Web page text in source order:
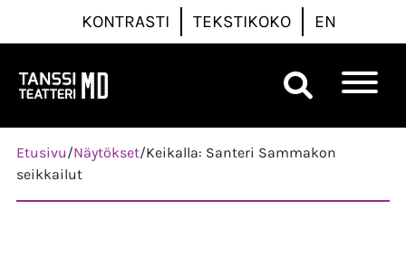
KONTRASTI TEKSTIKOKO EN
Päävalikko
Etusivu/Näytökset/Keikalla: Santeri Sammakon
seikkailut